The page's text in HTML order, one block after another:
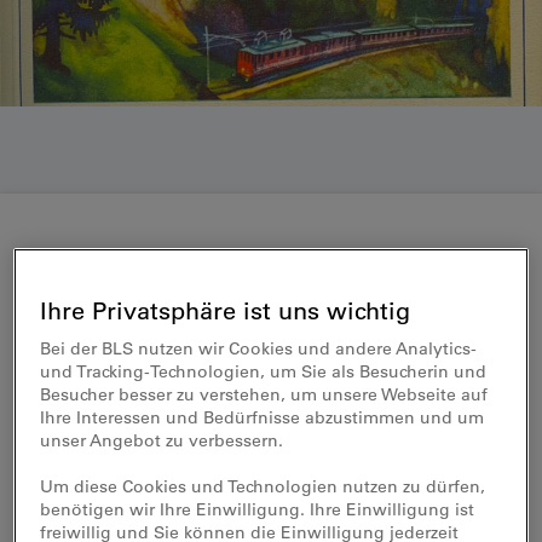
Historische Fundstücke des
Eisenbahnalltags
Die historische Sammlung des BLS-
Depot in Burgdorf untergebracht
Ihre Privatsphäre ist uns wichtig
Bei der BLS nutzen wir Cookies und andere Analytics-
und Tracking-Technologien, um Sie als Besucherin und
Besucher besser zu verstehen, um unsere Webseite auf
Ihre Interessen und Bedürfnisse abzustimmen und um
unser Angebot zu verbessern.
Um diese Cookies und Technologien nutzen zu dürfen,
benötigen wir Ihre Einwilligung. Ihre Einwilligung ist
freiwillig und Sie können die Einwilligung jederzeit